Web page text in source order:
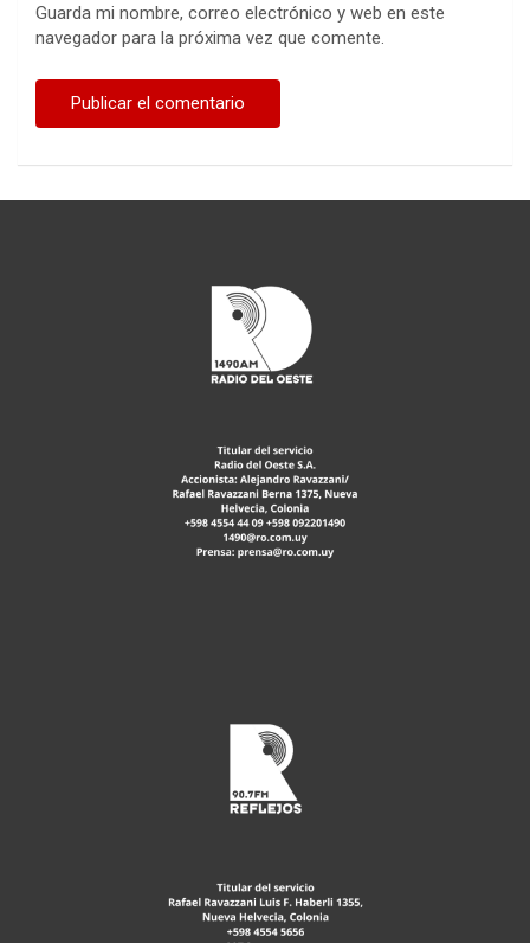
Guarda mi nombre, correo electrónico y web en este
navegador para la próxima vez que comente.